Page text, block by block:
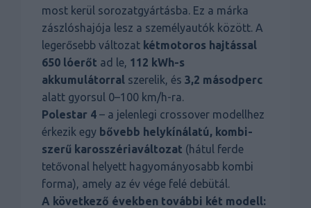
most kerül sorozatgyártásba. Ez a márka
zászlóshajója lesz a személyautók között. A
legerősebb változat kétmotoros hajtással
650 lóerőt ad le, 112 kWh-s
akkumulátorral szerelik, és 3,2 másodperc
alatt gyorsul 0–100 km/h-ra.
Polestar 4 – a jelenlegi crossover modellhez
érkezik egy bővebb helykínálatú, kombi-
szerű karosszériaváltozat (hátul ferde
tetővonal helyett hagyományosabb kombi
forma), amely az év vége felé debütál.
A következő években további két modell: